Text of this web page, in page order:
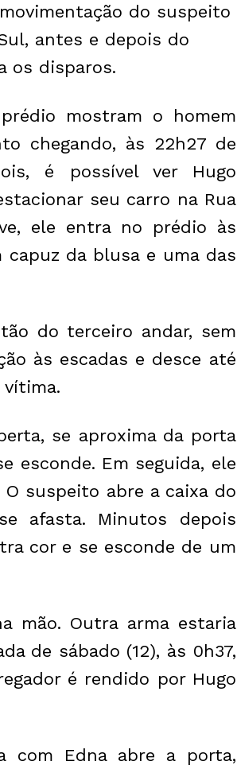
do suspeito
antes e depois do
os disparos.
mostram o homem
chegando, às 22h27 de
é possível ver Hugo
seu carro na Rua
ele entra no prédio às
capuz da blusa e uma das
do terceiro andar, sem
às escadas e desce até
se aproxima da porta
esconde. Em seguida, ele
suspeito abre a caixa do
afasta. Minutos depois
cor e se esconde de um
mão. Outra arma estaria
de sábado (12), às 0h37,
é rendido por Hugo
com Edna abre a porta,